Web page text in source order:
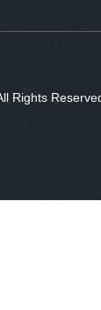
All Rights